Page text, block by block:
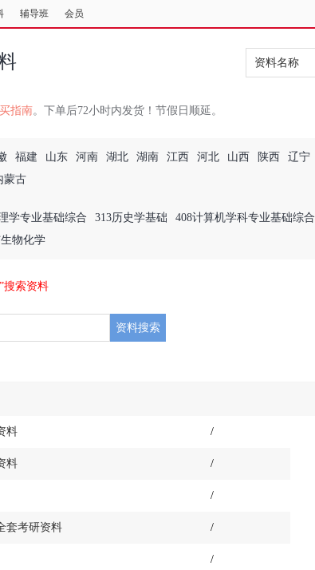
辅导班 会员
资料名称
指南。下单后72小时内发货！节假日顺延。
福建 山东 河南 湖北 湖南 江西 河北 山西 陕西 辽宁
蒙古
学专业基础综合 313历史学基础 408计算机学科专业基础综合
物化学
搜索资料
资料搜索
料 /
料 /
/
套考研资料 /
/